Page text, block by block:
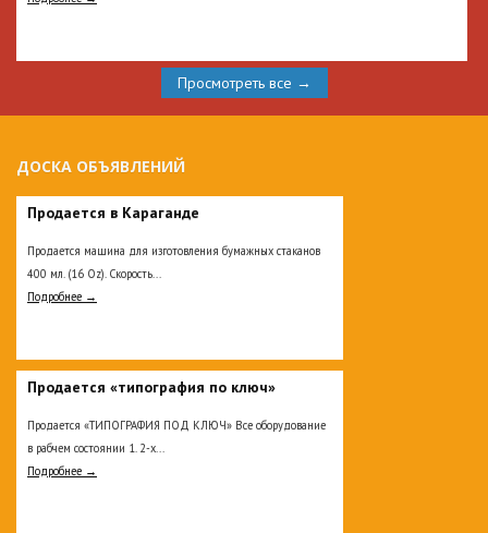
Просмотреть все →
ДОСКА ОБЪЯВЛЕНИЙ
Продается в Караганде
Продается машина для изготовления бумажных стаканов
400 мл. (16 Oz). Скорость...
Подробнее →
Продается «типография по ключ»
Продается «ТИПОГРАФИЯ ПОД КЛЮЧ» Все оборудование
в рабчем состоянии 1. 2-х...
Подробнее →